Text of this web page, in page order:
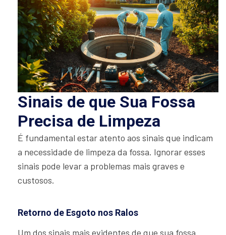
Sinais de que Sua Fossa
Precisa de Limpeza
É fundamental estar atento aos sinais que indicam
a necessidade de limpeza da fossa. Ignorar esses
sinais pode levar a problemas mais graves e
custosos.
Retorno de Esgoto nos Ralos
Um dos sinais mais evidentes de que sua fossa